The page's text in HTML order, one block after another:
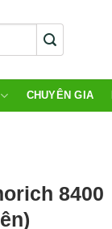
CHUYÊN GIA
8400